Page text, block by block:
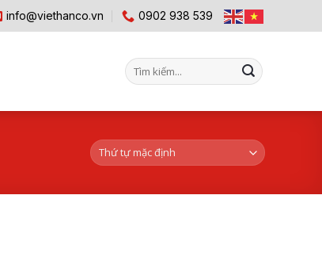
info@viethanco.vn 0902 938 539
Tìm
kiếm: